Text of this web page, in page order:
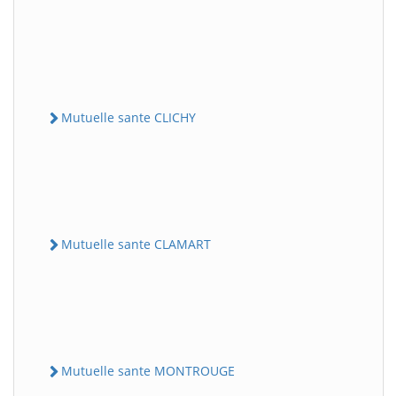
Mutuelle sante CLICHY
Mutuelle sante CLAMART
Mutuelle sante MONTROUGE